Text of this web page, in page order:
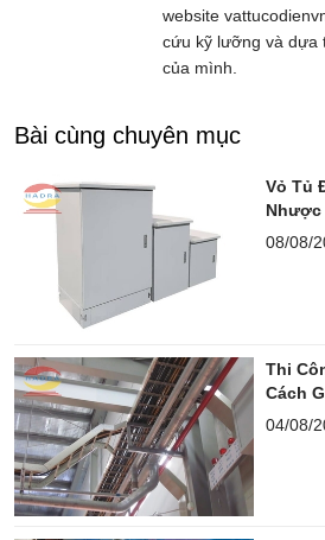
website
cứu kỹ lưỡng và dựa
của mình.
Bài cùng chuyên mục
Vỏ Tủ
Nhược
Bỏ
08/08/
Thi
Cách
04/08/